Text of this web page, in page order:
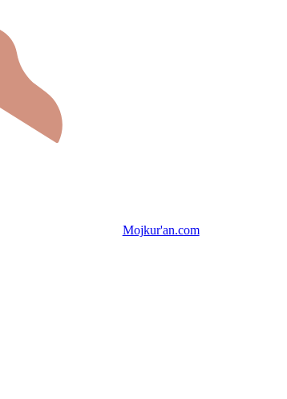
Mojkur'an.com